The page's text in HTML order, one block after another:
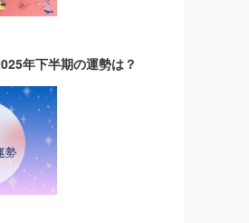
年下半期の運勢は？